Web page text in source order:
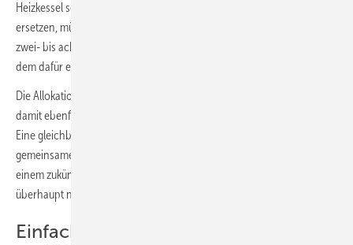
Heizkessel sowie Blockheizkraftwerken inklusive Brennstoffzellen zu
ersetzen, müssten gegenüber dezentralen Wärmepumpenlösungen
zwei- bis achtmal so viele Photovoltaik- und Windkraft-Anlagen mit
dem dafür erforderlichen Flächenbedarf gebaut werden.
Die Allokation und CO
damit ebenfalls auf den Prüfstand des neu zu novellierenden GEG.
Eine gleichberechtigte energetische Allokation und damit eine
gemeinsame Bewertung von Strom und Wärme im Gebäude sollte in
einem zukünftigen GEG gefordert werden, wenn dieses dann
überhaupt noch notwendig ist.
Einfach Lösungen für die Energie-